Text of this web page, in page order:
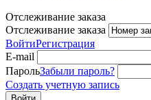
Отслеживание заказа
Отслеживание заказа
ВойтиРегистрация
E-mail
ПарольЗабыли пароль?
Создать учетную запись